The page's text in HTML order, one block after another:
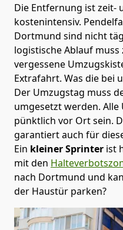
Die Entfernung ist zeit-
kostenintensiv.
Dortmund sind nicht
logistische Ablauf muss
vergessene
Extrafahrt. Was die bei
Der Umzugstag muss
umgesetzt werden.
pünktlich vor Ort sein.
garantiert auch für
Ein kleiner Sprinter ist
mit den
nach Dortmund und
der Haustür parken?